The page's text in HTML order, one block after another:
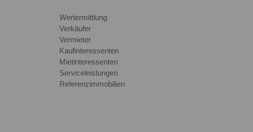
Wertermittlung
Verkäufer
Vermieter
Kaufinteressenten
Mietinteressenten
Serviceleistungen
Referenzimmobilien